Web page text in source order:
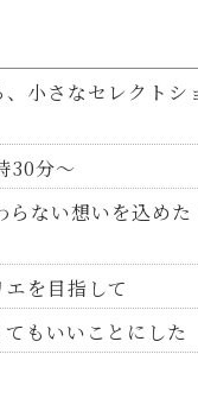
小さなセレクトシ
30分～
らない想いを込め
を目指して
もいいことにした